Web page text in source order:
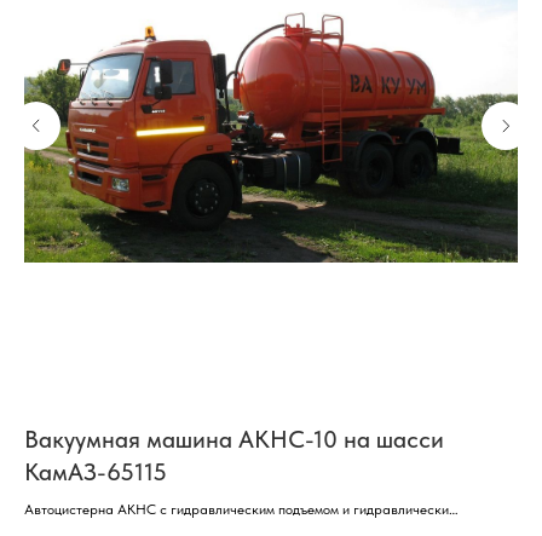
Вакуумная машина АКНС-10 на шасси
КамАЗ-65115
Автоцистерна АКНС с гидравлическим подъемом и гидравлически